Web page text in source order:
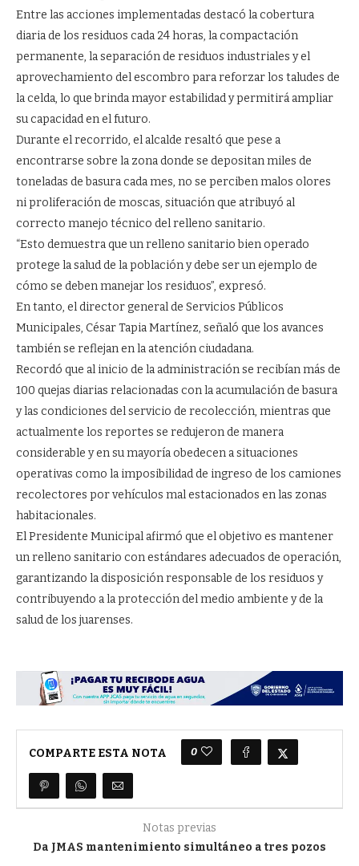
Entre las acciones implementadas destacó la cobertura
diaria de los residuos cada 24 horas, la compactación
permanente, la separación de residuos industriales y el
aprovechamiento del escombro para reforzar los taludes de
la celda, lo que brinda mayor estabilidad y permitirá ampliar
su capacidad en el futuro.
Durante el recorrido, el alcalde resaltó que pese a
encontrarse sobre la zona donde se depositan miles de
toneladas de basura cada mes, no se perciben malos olores
ni proliferación de moscas, situación que atribuyó al
correcto manejo técnico del relleno sanitario.
“Esto demuestra que un relleno sanitario bien operado
protege la salud de la población y debe ser un ejemplo de
cómo se deben manejar los residuos”, expresó.
En tanto, el director general de Servicios Públicos
Municipales, César Tapia Martínez, señaló que los avances
también se reflejan en la atención ciudadana.
Recordó que al inicio de la administración se recibían más de
100 quejas diarias relacionadas con la acumulación de basura
y las condiciones del servicio de recolección, mientras que
actualmente los reportes se redujeron de manera
considerable y en su mayoría obedecen a situaciones
operativas como la imposibilidad de ingreso de los camiones
recolectores por vehículos mal estacionados en las zonas
habitacionales.
El Presidente Municipal afirmó que el objetivo es mantener
un relleno sanitario con estándares adecuados de operación,
garantizando la disposición responsable de los residuos y
contribuyendo a la protección del medio ambiente y de la
salud de los juarenses.
COMPARTE ESTA NOTA 0
Notas previas
Da JMAS mantenimiento simultáneo a tres pozos